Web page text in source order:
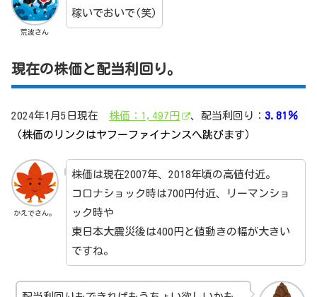
荒波さん
稼いでおいで(笑)
現在の株価と配当利回り。
2024年1月5日現在 株価：1,497円 、配当利回り： 3.81％
（株価のリンクはヤフーファイナンスへ跳びます）
かえでさん。
株価は現在2007年、2018年頃の高値付近。
コロナショック時は700円付近、リーマンショ
ック時や
東日本大震災後は400円と値動きの幅が大きい
ですね。